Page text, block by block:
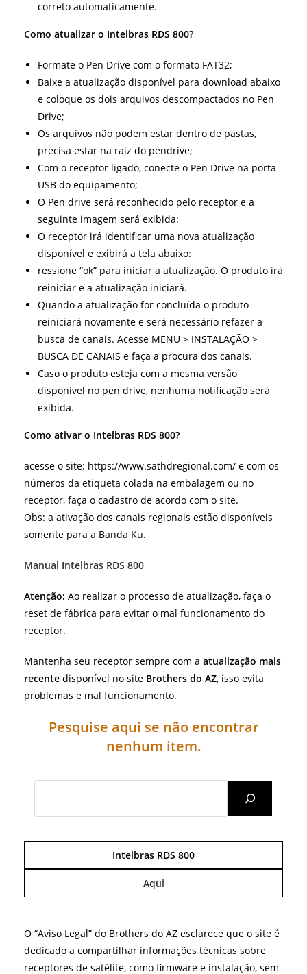
correto automaticamente.
Como atualizar o Intelbras RDS 800?
Formate o Pen Drive com o formato FAT32;
Baixe a atualização disponível para download abaixo
e coloque os dois arquivos descompactados no Pen
Drive;
Os arquivos não podem estar dentro de pastas,
precisa estar na raiz do pendrive;
Com o receptor ligado, conecte o Pen Drive na porta
USB do equipamento;
O Pen drive será reconhecido pelo receptor e a
seguinte imagem será exibida:
O receptor irá identificar uma nova atualização
disponível e exibirá a tela abaixo:
ressione “ok” para iniciar a atualização. O produto irá
reiniciar e a atualização iniciará.
Quando a atualização for concluída o produto
reiniciará novamente e será necessário refazer a
busca de canais. Acesse MENU > INSTALAÇÃO >
BUSCA DE CANAIS e faça a procura dos canais.
Caso o produto esteja com a mesma versão
disponível no pen drive, nenhuma notificação será
exibida.
Como ativar o Intelbras RDS 800?
acesse o site: https://www.sathdregional.com/ e com os
números da etiqueta colada na embalagem ou no
receptor, faça o cadastro de acordo com o site.
Obs: a ativação dos canais regionais estão disponíveis
somente para a Banda Ku.
Manual Intelbras RDS 800
Atenção: Ao realizar o processo de atualização, faça o
reset de fábrica para evitar o mal funcionamento do
receptor.
Mantenha seu receptor sempre com a atualização mais
recente disponível no site Brothers do AZ, isso evita
problemas e mal funcionamento.
Pesquise aqui se não encontrar
nenhum item.
Intelbras RDS 800
Aqui
O “Aviso Legal” do Brothers do AZ esclarece que o site é
dedicado a compartilhar informações técnicas sobre
receptores de satélite, como firmware e instalação, sem